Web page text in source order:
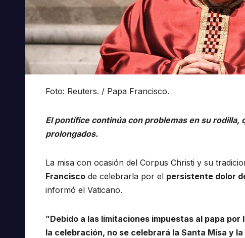
Foto: Reuters. / Papa Francisco.
El pontífice continúa con problemas en su
prolongados.
La misa con ocasión del Corpus Christi y su
Francisco de celebrarla por el persistente dolor
informó el Vaticano.
”Debido a las limitaciones impuestas al papa
la celebración, no se celebrará la Santa Misa y